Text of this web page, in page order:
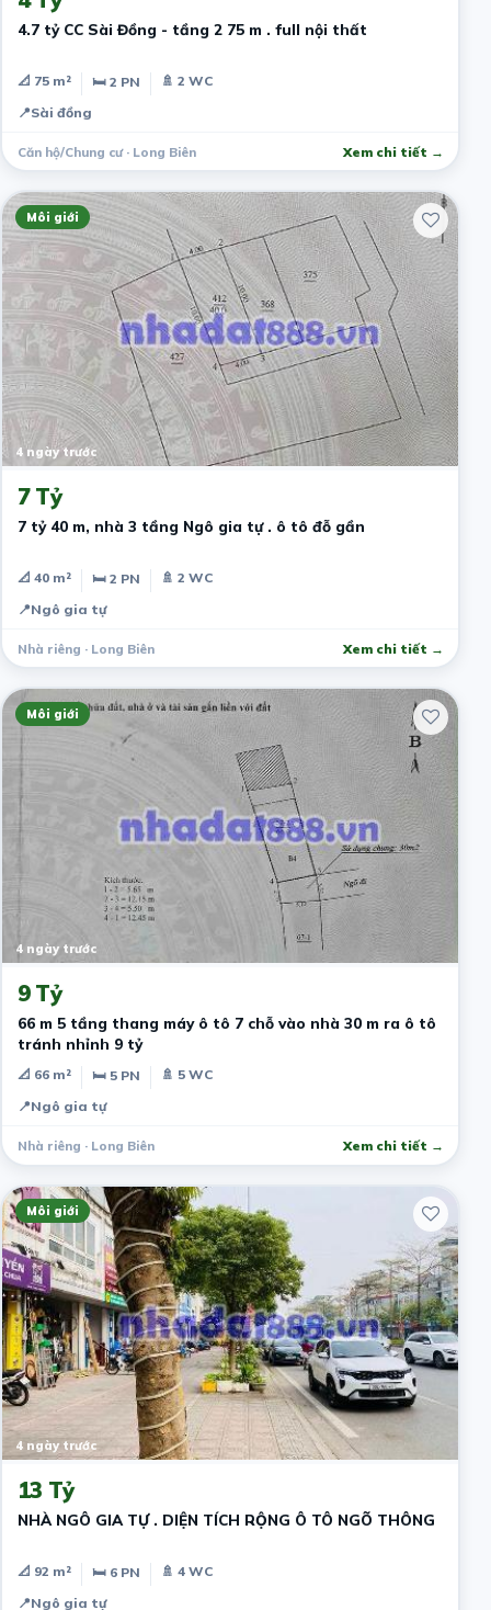
4.7 tỷ CC Sài Đồng - tầng 2 75 m . full nội thất
📐 75 m² 🛏 2 PN
🚿 2 WC
📍Sài đồng
Căn hộ/Chung cư · Long Biên Xem chi tiết →
Môi giới
4 ngày trước
7 Tỷ
7 tỷ 40 m, nhà 3 tầng Ngô gia tự . ô tô đỗ gần
📐 40 m² 🛏 2 PN
🚿 2 WC
📍Ngô gia tự
Nhà riêng · Long Biên Xem chi tiết →
Môi giới
4 ngày trước
9 Tỷ
66 m 5 tầng thang máy ô tô 7 chỗ vào nhà 30 m ra ô tô
tránh nhỉnh 9 tỷ
📐 66 m² 🛏 5 PN
🚿 5 WC
📍Ngô gia tự
Nhà riêng · Long Biên Xem chi tiết →
Môi giới
4 ngày trước
13 Tỷ
NHÀ NGÔ GIA TỰ . DIỆN TÍCH RỘNG Ô TÔ NGÕ THÔNG
📐 92 m² 🛏 6 PN
🚿 4 WC
📍Ngô gia tự